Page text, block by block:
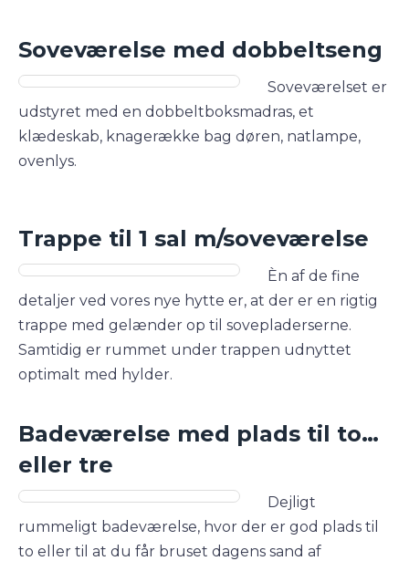
Soveværelse med dobbeltseng
Soveværelset er
udstyret med en dobbeltboksmadras, et
klædeskab, knagerække bag døren, natlampe,
ovenlys.
Trappe til 1 sal m/soveværelse
Èn af de fine
detaljer ved vores nye hytte er, at der er en rigtig
trappe med gelænder op til sovepladerserne.
Samtidig er rummet under trappen udnyttet
optimalt med hylder.
Badeværelse med plads til to…
eller tre
Dejligt
rummeligt badeværelse, hvor der er god plads til
to eller til at du får bruset dagens sand af